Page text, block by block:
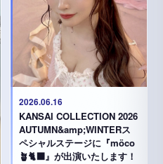
2026.06.16
KANSAI COLLECTION 2026
AUTUMN&amp;WINTERス
ペシャルステージに『möco
🪴🐈‍⬛』が出演いたします！